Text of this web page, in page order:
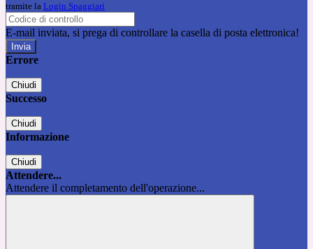
tramite la Login Spaggiari
E-mail inviata, si prega di controllare la casella di posta elettronica!
Errore
Chiudi
Successo
Chiudi
Informazione
Chiudi
Attendere...
Attendere il completamento dell'operazione...